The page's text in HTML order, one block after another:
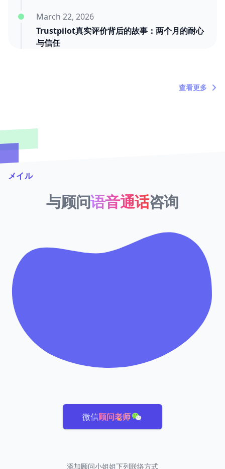
Trustpilot真实评价背后的故事：两个月的耐心
与信任
March 22, 2026
"内塔尼亚胡死了吗？"——关于时间浪费者的定
查看更多
メイル
与顾问语音通话咨询
微信顾问老师
添加顾问小姐姐下列联络方式